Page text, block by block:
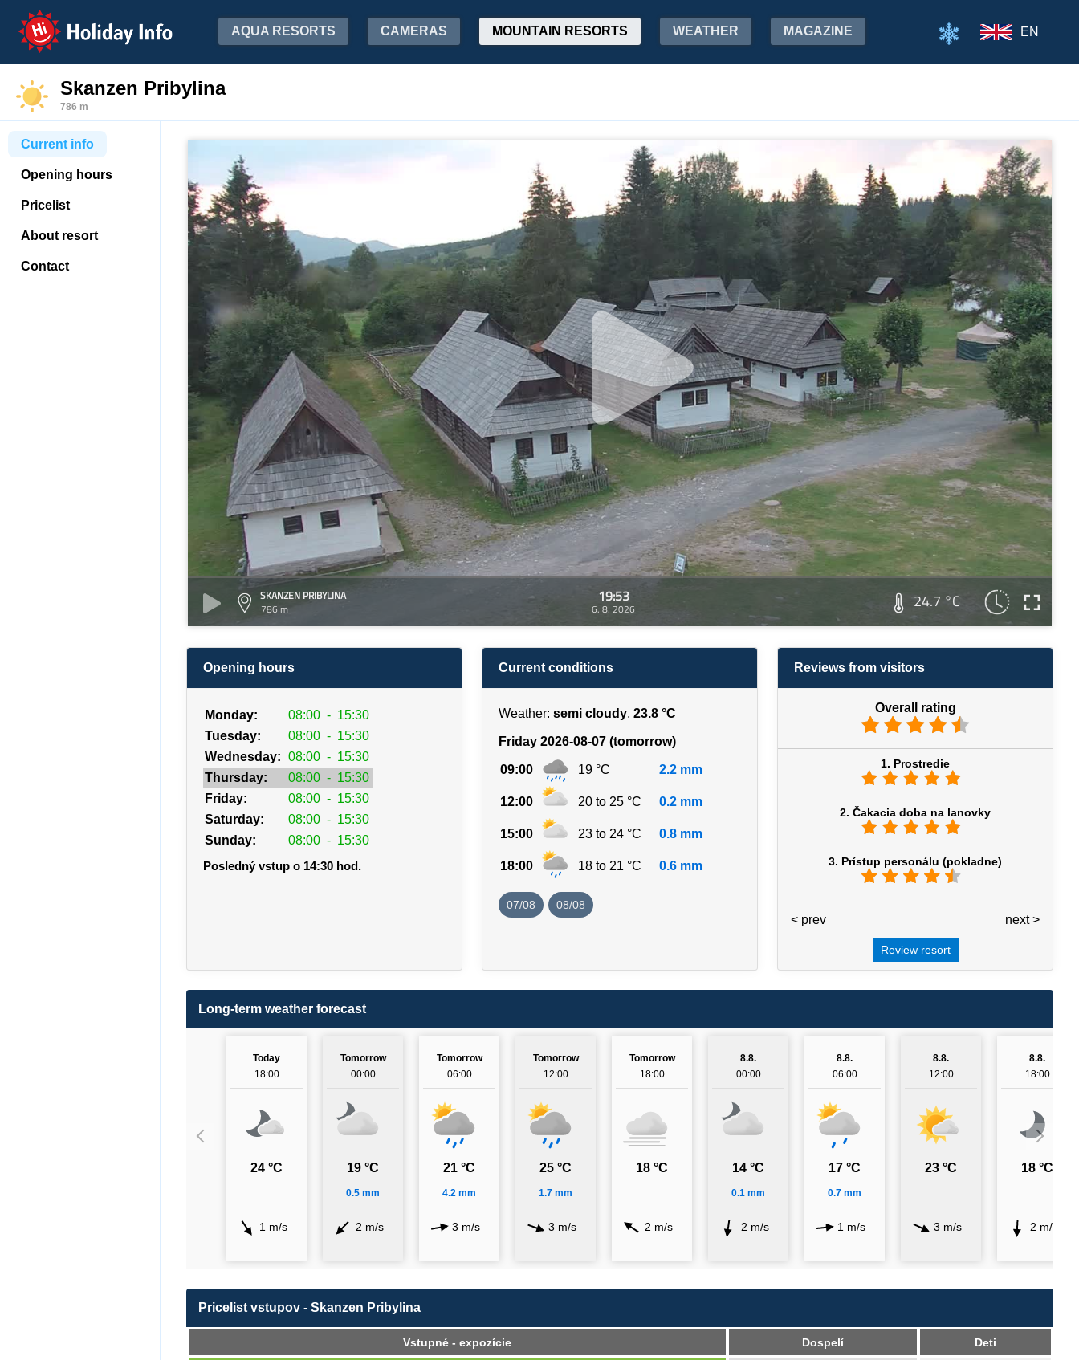
Holiday Info AQUA RESORTS CAMERAS MOUNTAIN RESORTS WEATHER MAGAZINE EN
Skanzen Pribylina
786 m
Current info
Opening hours
Pricelist
About resort
Contact
SKANZEN PRIBYLINA
786 m
19:53
6. 8. 2026 24.7 °C
Opening hours
Monday: 08:00 - 15:30
Tuesday:
08:00 - 15:30
Wednesday: 08:00 - 15:30
Thursday:
08:00 - 15:30
Friday:
08:00 - 15:30
Saturday:
08:00 - 15:30
Sunday:
08:00 - 15:30
Posledný vstup o 14:30 hod.
Current conditions
Weather: semi cloudy, 23.8 °C
Friday 2026-08-07 (tomorrow)
09:00 19 °C 2.2 mm
12:00 20 to 25 °C 0.2 mm
15:00 23 to 24 °C 0.8 mm
18:00 18 to 21 °C 0.6 mm
07/08 08/08
Reviews from visitors
Overall rating
1. Prostredie
2. Čakacia doba na lanovky
3. Prístup personálu (pokladne)
next >
< prev
Review resort
Long-term weather forecast
Today
18:00
24 °C
1 m/s
Tomorrow
00:00
19 °C
0.5 mm
2 m/s
Tomorrow
06:00
21 °C
4.2 mm
3 m/s
Tomorrow
12:00
25 °C
1.7 mm
3 m/s
Tomorrow
18:00
18 °C
2 m/s
8.8.
00:00
14 °C
0.1 mm
2 m/s
8.8.
06:00
17 °C
0.7 mm
1 m/s
8.8.
12:00
23 °C
3 m/s
8.8.
18:00
18 °C
2 m/s
Pricelist vstupov - Skanzen Pribylina
Vstupné - expozície Dospelí Deti